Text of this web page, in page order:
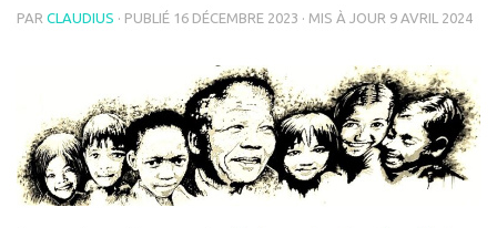
PAR CLAUDIUS · PUBLIÉ 16 DÉCEMBRE 2023 · MIS À JOUR 9 AVRIL 2024